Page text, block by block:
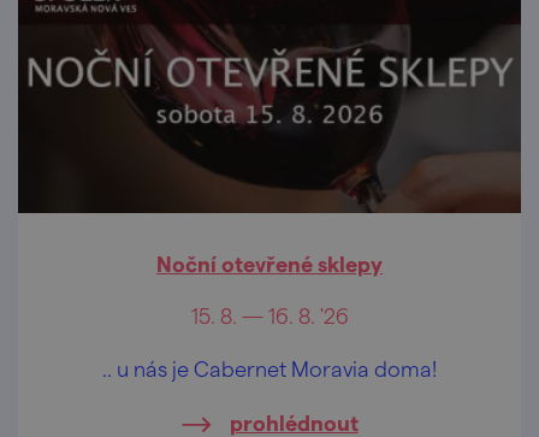
Noční otevřené sklepy
15. 8. — 16. 8. '26
.. u nás je Cabernet Moravia doma!
prohlédnout